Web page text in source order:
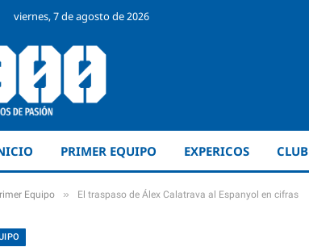
viernes, 7 de agosto de 2026
PRIMER EQUIPO EXPERICOS CLUB
Equipo » El traspaso de Álex Calatrava al Espanyol en cifras